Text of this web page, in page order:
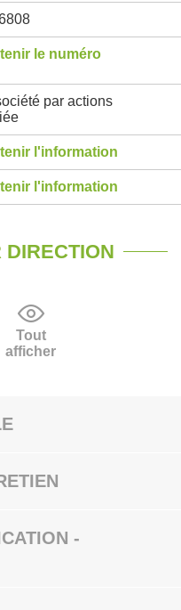
le numéro
par actions
l'information
l'information
DIRECTION
Tout
afficher
-